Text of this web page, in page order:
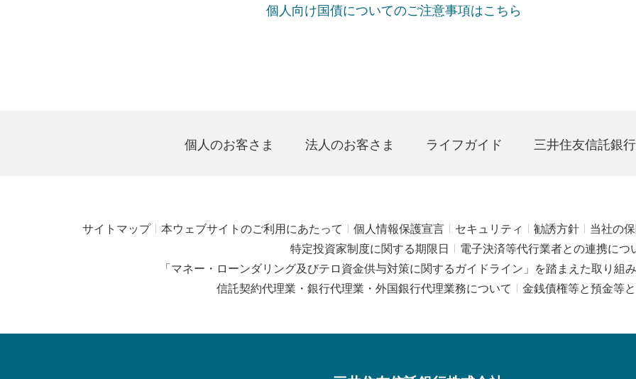
個人向け国債についてのご注意事項はこちら
個人のお客さま 法人のお客さま ライフガイド 三井住友信託銀
サイトマップ 本ウェブサイトのご利用にあたって 個人情報保護宣言 セキュリティ 勧誘方針 当社の
特定投資家制度に関する期限日
電子決済等代行業者との連携につ
「マネー・ローンダリング及びテロ資金供与対策に関するガイドライン」を踏まえた取り組み
信託契約代理業・銀行代理業・外国銀行代理業務について
金銭債権等と預金等